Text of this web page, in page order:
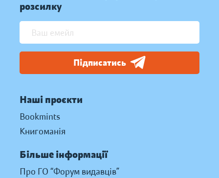
розсилку
Підписатись
Наші проєкти
Bookmints
Книгоманія
Більше інформації
Про ГО “Форум видавців”